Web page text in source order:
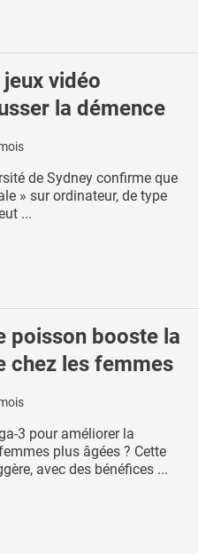
vidéo
la démence
de Sydney confirme que
» sur ordinateur, de type
...
poisson booste la
chez les femmes
3 pour améliorer la
plus âgées ? Cette
avec des bénéfices ...